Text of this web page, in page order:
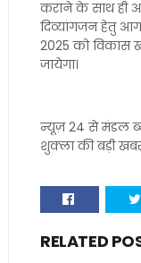
कराने के साथ ही
दिव्यांगजन हेतु
2025 को विकास
जायेगा।
न्यूज़ 24 से मंडल
शुक्ला की बड़ी
RELATED